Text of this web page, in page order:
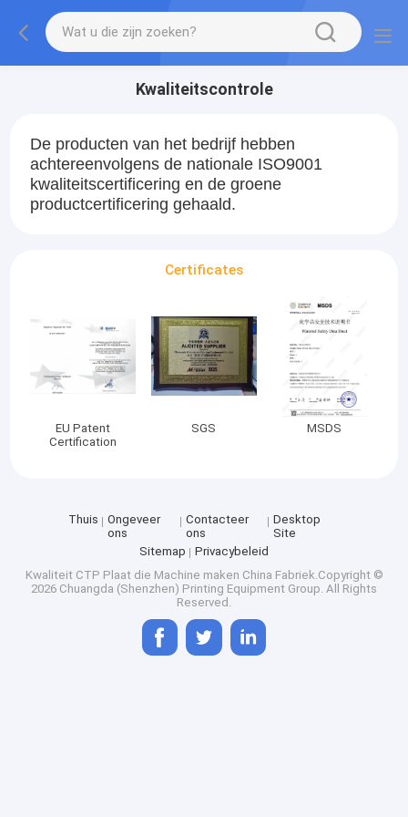
Kwaliteitscontrole
De producten van het bedrijf hebben
achtereenvolgens de nationale ISO9001
kwaliteitscertificering en de groene
productcertificering gehaald.
Certificates
EU Patent
Certification
SGS MSDS
Thuis
Ongeveer
ons
Contacteer
ons
Desktop
Site
Sitemap
Privacybeleid
Kwaliteit CTP Plaat die Machine maken China Fabriek.Copyright ©
2026 Chuangda (Shenzhen) Printing Equipment Group. All Rights
Reserved.